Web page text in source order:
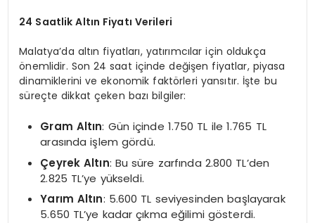
24 Saatlik Altın Fiyatı Verileri
Malatya’da altın fiyatları, yatırımcılar için oldukça
önemlidir. Son 24 saat içinde değişen fiyatlar, piyasa
dinamiklerini ve ekonomik faktörleri yansıtır. İşte bu
süreçte dikkat çeken bazı bilgiler:
Gram Altın: Gün içinde 1.750 TL ile 1.765 TL
arasında işlem gördü.
Çeyrek Altın: Bu süre zarfında 2.800 TL’den
2.825 TL’ye yükseldi.
Yarım Altın: 5.600 TL seviyesinden başlayarak
5.650 TL’ye kadar çıkma eğilimi gösterdi.